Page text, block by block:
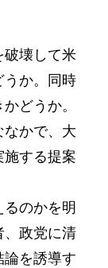
壊して米
うか。同時
どうか。
かで、大
する提案
のかを明
、政党に清
論を誘導す